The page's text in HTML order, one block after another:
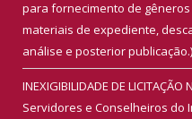
para fornecimento de
materiais de expediente,
análise e posterior publicação.)
INEXIGIBILIDADE DE
Servidores e Conselheiros do